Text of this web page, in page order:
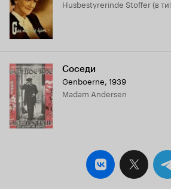
Husbestyrerinde Stoffer (в
Соседи
Genboerne, 1939
Madam Andersen